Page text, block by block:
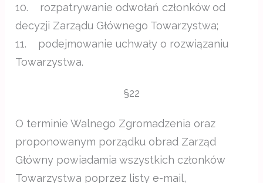
10. rozpatrywanie odwołań członków od
decyzji Zarządu Głównego Towarzystwa;
11. podejmowanie uchwały o rozwiązaniu
Towarzystwa.
§22
O terminie Walnego Zgromadzenia oraz
proponowanym porządku obrad Zarząd
Główny powiadamia wszystkich członków
Towarzystwa poprzez listy e-mail,